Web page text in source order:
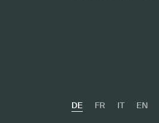
DE FR IT EN